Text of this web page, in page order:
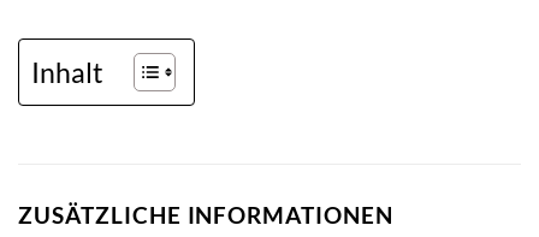
Inhalt
ZUSÄTZLICHE INFORMATIONEN